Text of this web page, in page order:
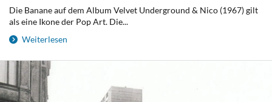
Die Banane auf dem Album Velvet Underground & Nico (1967) gilt
als eine Ikone der Pop Art. Die...
Weiterlesen